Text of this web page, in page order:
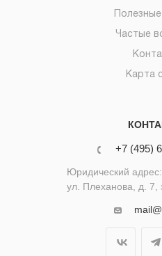
Частые
Карта
+7 (495)
Юридический адрес:
ул. Плеханова, д.